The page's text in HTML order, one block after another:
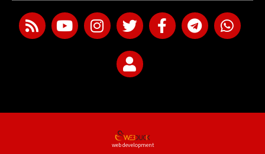
web development